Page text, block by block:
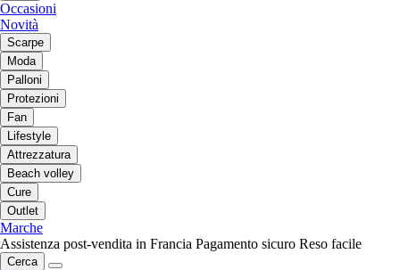
Occasioni
Novità
Scarpe
Moda
Palloni
Protezioni
Fan
Lifestyle
Attrezzatura
Beach volley
Cure
Outlet
Marche
Assistenza post-vendita in Francia Pagamento sicuro Reso facile
Cerca